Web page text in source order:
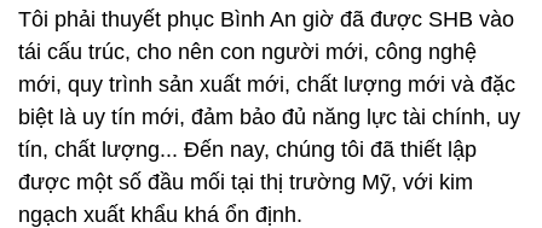
Tôi phải thuyết phục Bình An giờ đã được SHB vào
tái cấu trúc, cho nên con người mới, công nghệ
mới, quy trình sản xuất mới, chất lượng mới và đặc
biệt là uy tín mới, đảm bảo đủ năng lực tài chính, uy
tín, chất lượng... Đến nay, chúng tôi đã thiết lập
được một số đầu mối tại thị trường Mỹ, với kim
ngạch xuất khẩu khá ổn định.